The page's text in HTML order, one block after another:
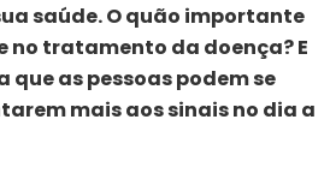
saúde. O quão importante
no tratamento da doença? E
que as pessoas podem se
mais aos sinais no dia a